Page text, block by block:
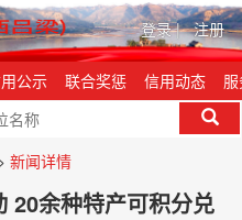
登录| 注册
公示 联合奖惩 信用动态
新闻详情
20余种特产可积分兑